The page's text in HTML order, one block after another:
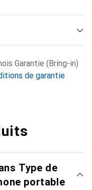
Garantie (Bring-in)
de garantie
Type de
portable